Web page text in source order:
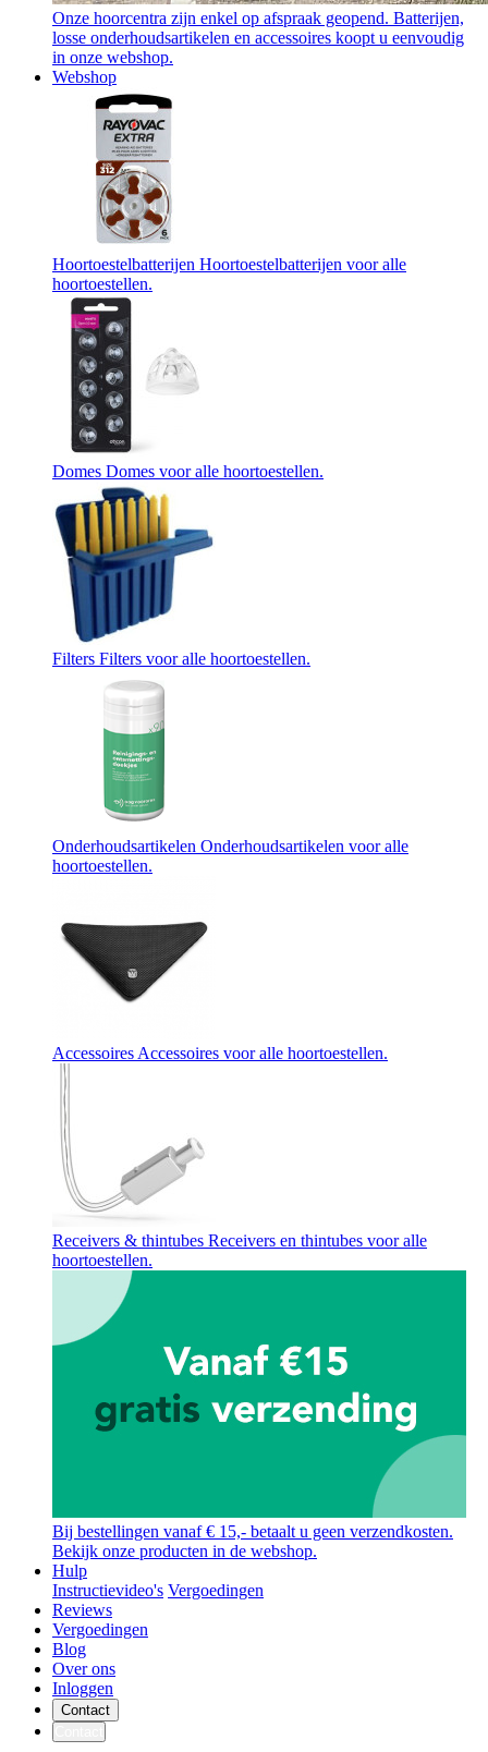
Onze hoorcentra zijn enkel op afspraak geopend. Batterijen,
losse onderhoudsartikelen en accessoires koopt u eenvoudig
in onze webshop.
Webshop
Hoortoestelbatterijen Hoortoestelbatterijen voor alle
hoortoestellen.
Domes Domes voor alle hoortoestellen.
Filters Filters voor alle hoortoestellen.
Onderhoudsartikelen Onderhoudsartikelen voor alle
hoortoestellen.
AccessoiresAccessoires voor alle hoortoestellen.
Receivers & thintubes Receivers en thintubes voor alle
hoortoestellen.
Bij bestellingen vanaf € 15,- betaalt u geen verzendkosten.
Bekijk onze producten in de webshop.
Hulp
Instructievideo's Vergoedingen
Reviews
Vergoedingen
Blog
Over ons
Inloggen
Contact